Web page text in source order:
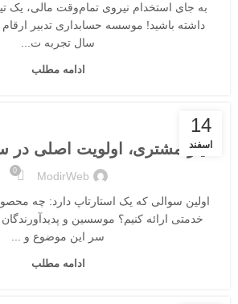
به جای استخدام نیروی تمام‌وقت مالی، یک
سال تجربه ت...
ادامه مطلب
14
اسفند
بلاگ
نیاز مشتری، اولویت اصلی
ModirWeb
0
اولین سوالی که یک استارتاپ دارد: چه
خدمتی ارائه کنیم؟ موسسین و پدیدآورندگان
سر این موضوع و ...
ادامه مطلب